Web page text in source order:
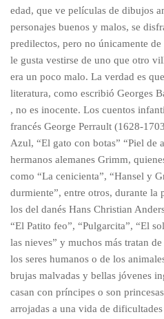
edad, que ve películas de dibujos
personajes buenos y malos, se
predilectos, pero no únicamente
le gusta vestirse de uno que otro
era un poco malo. La verdad es
literatura, como escribió Georges
, no es inocente. Los cuentos
francés George Perrault (1628-
Azul, “El gato con botas” “Piel de
hermanos alemanes Grimm,
como “La cenicienta”, “Hansel y
durmiente”, entre otros, durante
los del danés Hans Christian
“El Patito feo”, “Pulgarcita”, “El
las nieves” y muchos más tratan
los seres humanos o de los
brujas malvadas y bellas jóvenes
casan con príncipes o son
arrojadas a una vida de